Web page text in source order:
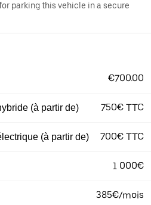
parking this vehicle in a secure
€700.00
(à partir de) 750€ TTC
(à partir de) 700€ TTC
1 000€
385€/mois